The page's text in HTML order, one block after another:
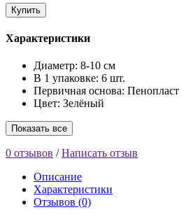
Купить
Характеристики
Диаметр: 8-10 см
В 1 упаковке: 6 шт.
Первичная основа: Пенопласт
Цвет: Зелёный
Показать все
0 отзывов /Написать отзыв
Описание
Характеристики
Отзывов (0)